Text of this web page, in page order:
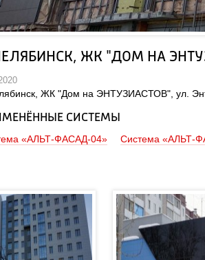
ЖК "ДОМ НА
ЖК "Дом на ЭНТУЗИАСТОВ", ул.
СИСТЕМЫ
«АЛЬТ-ФАСАД-04» Система «АЛЬТ-